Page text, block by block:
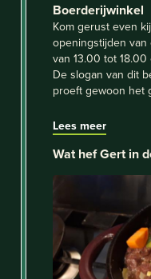
Boerderijwinkel
Kom gerust even
openingstijden
van 13.00 tot
De slogan van dit
proeft gewoon het
Lees meer
Wat hef Gert in